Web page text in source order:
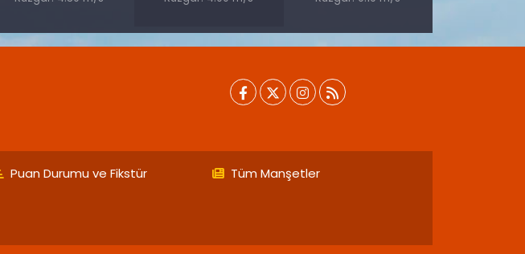
Puan Durumu ve Fikstür Tüm Manşetler